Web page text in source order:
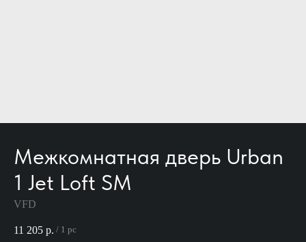
Межкомнатная дверь Urban
1 Jet Loft SM
VFD
11 205 р. / 1 pc